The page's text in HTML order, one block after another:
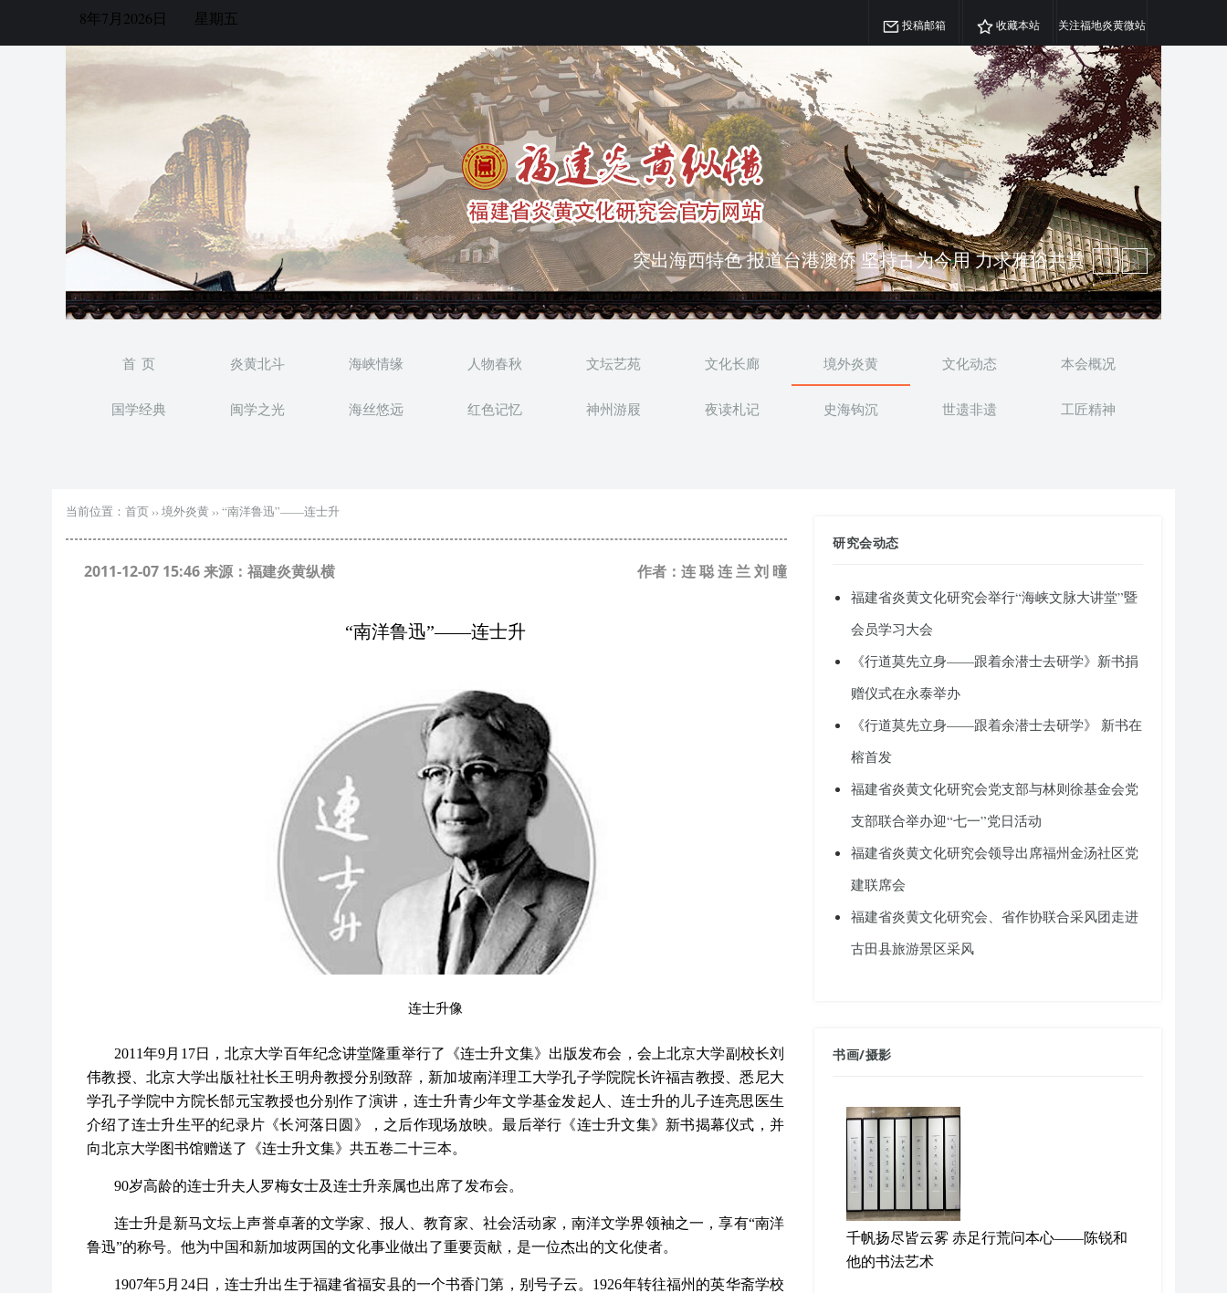
8年7月2026日 星期五 投稿邮箱 收藏本站 关注福地炎黄微站
弘扬优秀文化 振奋民族精神 介绍民族瑰宝 宣传中华精英
突出海西特色 报道台港澳侨 坚持古为今用 力求雅俗共赏
首 页 炎黄北斗 海峡情缘 人物春秋 文坛艺苑 文化长廊 境外炎黄 文化动态 本会概况
国学经典 闽学之光 海丝悠远 红色记忆 神州游屐 夜读札记 史海钩沉 世遗非遗 工匠精神
当前位置： 首页 ›› 境外炎黄 ›› “南洋鲁迅”——连士升
2011-12-07 15:46 来源：福建炎黄纵横 作者：连 聪 连 兰 刘 曈
“南洋鲁迅”——连士升
连士升像
2011年9月17日，北京大学百年纪念讲堂隆重举行了《连士升文集》出版发布会，会上北京大学副校长刘
伟教授、北京大学出版社社长王明舟教授分别致辞，新加坡南洋理工大学孔子学院院长许福吉教授、悉尼大
学孔子学院中方院长郜元宝教授也分别作了演讲，连士升青少年文学基金发起人、连士升的儿子连亮思医生
介绍了连士升生平的纪录片《长河落日圆》，之后作现场放映。最后举行《连士升文集》新书揭幕仪式，并
向北京大学图书馆赠送了《连士升文集》共五卷二十三本。
90岁高龄的连士升夫人罗梅女士及连士升亲属也出席了发布会。
连士升是新马文坛上声誉卓著的文学家、报人、教育家、社会活动家，南洋文学界领袖之一，享有“南洋
鲁迅”的称号。他为中国和新加坡两国的文化事业做出了重要贡献，是一位杰出的文化使者。
1907年5月24日，连士升出生于福建省福安县的一个书香门第，别号子云。1926年转往福州的英华斋学校
研究会动态
福建省炎黄文化研究会举行“海峡文脉大讲堂”暨
会员学习大会
《行道莫先立身——跟着余潜士去研学》新书捐
赠仪式在永泰举办
《行道莫先立身——跟着余潜士去研学》 新书在
榕首发
福建省炎黄文化研究会党支部与林则徐基金会党
支部联合举办迎“七一”党日活动
福建省炎黄文化研究会领导出席福州金汤社区党
建联席会
福建省炎黄文化研究会、省作协联合采风团走进
古田县旅游景区采风
书画/摄影
千帆扬尽皆云雾 赤足行荒问本心——陈锐和
他的书法艺术